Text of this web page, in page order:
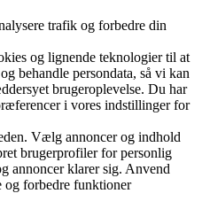
trafik og forbedre din
og lignende teknologier til at
behandle persondata, så vi kan
brugeroplevelse. Du har
i vores indstillinger for
Vælg annoncer og indhold
brugerprofiler for personlig
annoncer klarer sig. Anvend
og forbedre funktioner